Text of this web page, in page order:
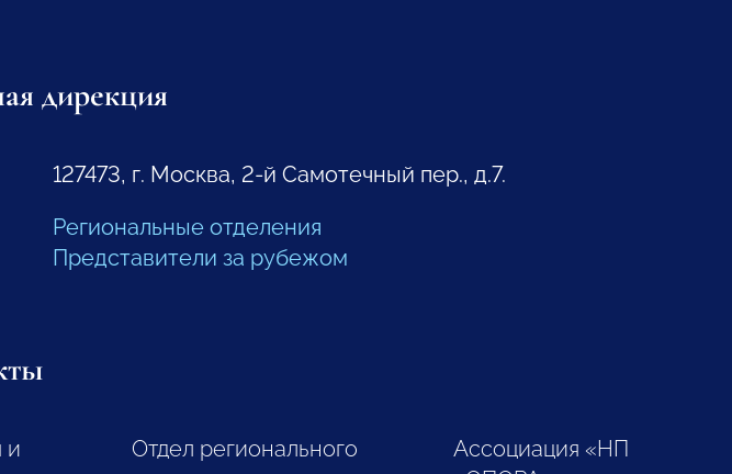
дирекция
127473, г. Москва, 2-й Самотечный пер., д.7.
Региональные отделения
Представители за рубежом
и
Отдел регионального
Ассоциация «НП